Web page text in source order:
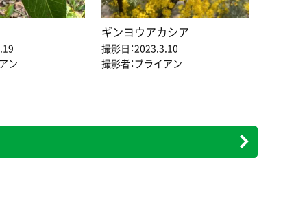
ン
ギンヨウアカシア
撮影日：2023.3.10
撮影者：ブライアン